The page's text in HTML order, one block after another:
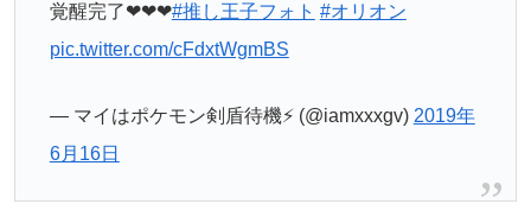
覚醒完了❤❤❤#推し王子フォト #オリオン
pic.twitter.com/cFdxtWgmBS
— マイはポケモン剣盾待機⚡️ (@iamxxxgv) 2019年
6月16日